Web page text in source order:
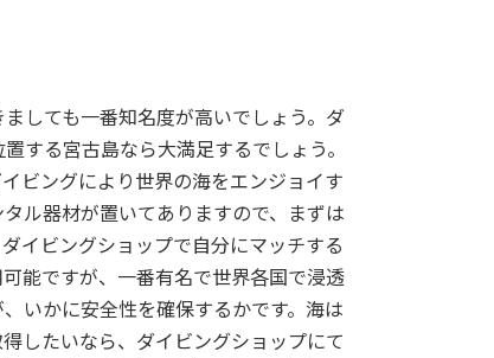
しても一番知名度が高いでしょう。ダ
する宮古島なら大満足するでしょう。
ビングにより世界の海をエンジョイす
ル器材が置いてありますので、まずは
イビングショップで自分にマッチする
能ですが、一番有名で世界各国で浸透
いかに安全性を確保するかです。海は
したいなら、ダイビングショップにて